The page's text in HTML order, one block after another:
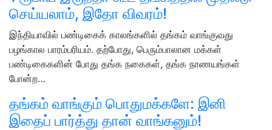
செய்யலாம், இதோ விவரம்!
இந்தியாவில் பண்டிகைக் காலங்களில் தங்கம் வாங்குவது
பழங்கால பாரம்பரியம். தற்போது, பெரும்பாலான மக்கள்
பண்டிகைகளின் போது தங்க நகைகள், தங்க நாணயங்கள்
போன்ற…
தங்கம் வாங்கும் பொதுமக்களே: இனி
இதைப் பார்த்து தான் வாங்கனும்!